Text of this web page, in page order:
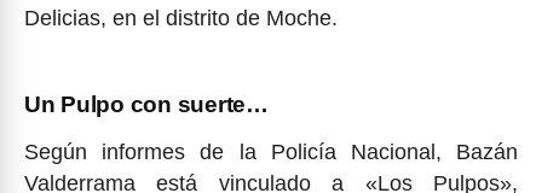
Delicias, en el distrito de Moche.
Un Pulpo con suerte…
Según informes de la Policía Nacional, Bazán
Valderrama está vinculado a «Los Pulpos»,